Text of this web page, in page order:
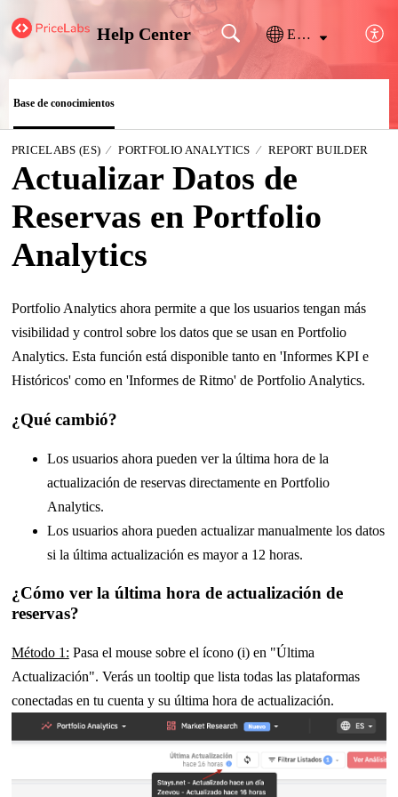
Help Center Español (España)
Base de conocimientos
PRICELABS (ES) PORTFOLIO ANALYTICS REPORT BUILDER
Actualizar Datos de
Reservas en Portfolio
Analytics
Portfolio Analytics ahora permite a que los usuarios tengan más
visibilidad y control sobre los datos que se usan en Portfolio
Analytics. Esta función está disponible tanto en 'Informes KPI e
Históricos' como en 'Informes de Ritmo' de Portfolio Analytics.
¿Qué cambió?
Los usuarios ahora pueden ver la última hora de la
actualización de reservas directamente en Portfolio
Analytics.
Los usuarios ahora pueden actualizar manualmente los datos
si la última actualización es mayor a 12 horas.
¿Cómo ver la última hora de actualización de
reservas?
Método 1: Pasa el mouse sobre el ícono (i) en "Última
Actualización". Verás un tooltip que lista todas las plataformas
conectadas en tu cuenta y su última hora de actualización.